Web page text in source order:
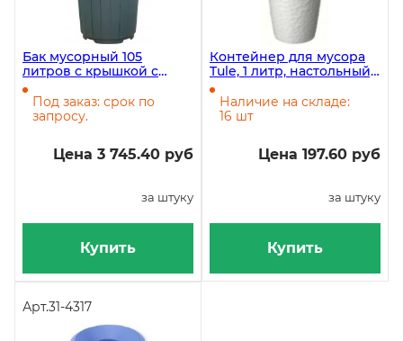
Бак мусорный 105
литров с крышкой с
отверстием, темно-
зеленый
Под заказ: срок по
запросу.
Цена 3 745.40 руб
за штуку
Купить
Контейнер для мусора
Tule, 1 литр, настольный,
светло-серый
Наличие на складе:
16 шт
Цена 197.60 руб
за штуку
Купить
Арт.31-4317